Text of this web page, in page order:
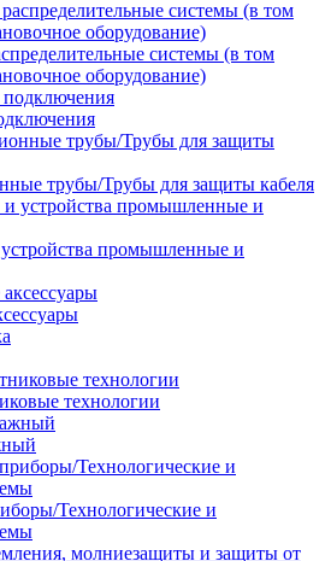
системы (в том
оборудование)
трубы/Трубы для защиты кабеля
промышленные и
технологии
Технологические и